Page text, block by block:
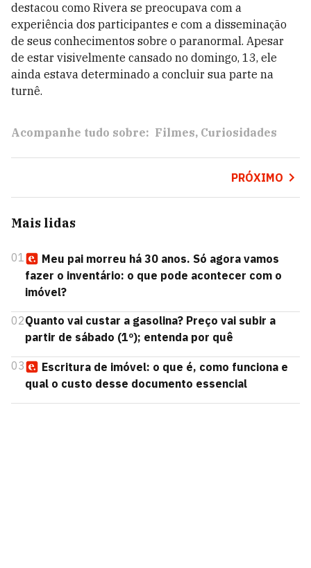
destacou como Rivera se preocupava com a
experiência dos participantes e com a disseminação
de seus conhecimentos sobre o paranormal. Apesar
de estar visivelmente cansado no domingo, 13, ele
ainda estava determinado a concluir sua parte na
turnê.
Acompanhe tudo sobre: Filmes Curiosidades
PRÓXIMO
Mais lidas
01
Meu pai morreu há 30 anos. Só agora vamos
fazer o inventário: o que pode acontecer com o
imóvel?
02Quanto vai custar a gasolina? Preço vai subir a
partir de sábado (1º); entenda por quê
03
Escritura de imóvel: o que é, como funciona e
qual o custo desse documento essencial